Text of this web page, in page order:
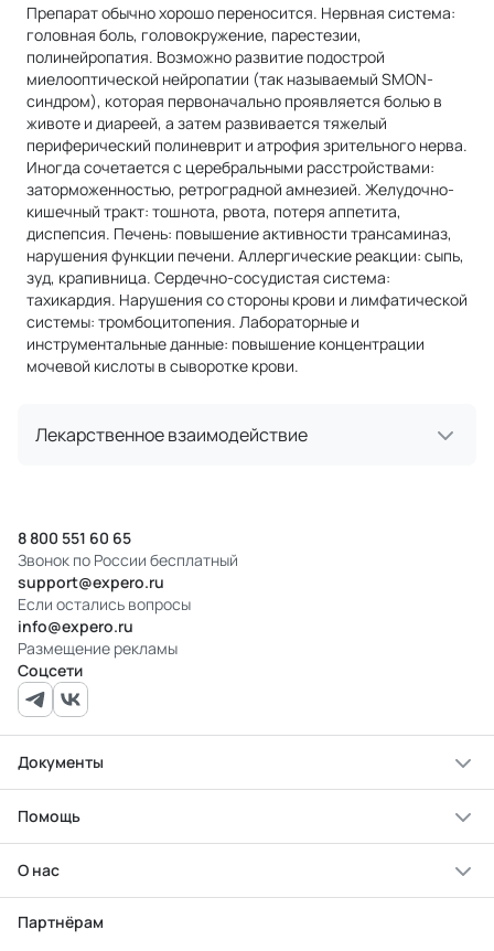
Препарат обычно хорошо переносится. Нервная система:
головная боль, головокружение, парестезии,
полинейропатия. Возможно развитие подострой
миелооптической нейропатии (так называемый SMON-
синдром), которая первоначально проявляется болью в
животе и диареей, а затем развивается тяжелый
периферический полиневрит и атрофия зрительного нерва.
Иногда сочетается с церебральными расстройствами:
заторможенностью, ретроградной амнезией. Желудочно-
кишечный тракт: тошнота, рвота, потеря аппетита,
диспепсия. Печень: повышение активности трансаминаз,
нарушения функции печени. Аллергические реакции: сыпь,
зуд, крапивница. Сердечно-сосудистая система:
тахикардия. Нарушения со стороны крови и лимфатической
системы: тромбоцитопения. Лабораторные и
инструментальные данные: повышение концентрации
мочевой кислоты в сыворотке крови.
Лекарственное взаимодействие
8 800 551 60 65
Звонок по России бесплатный
support@expero.ru
Если остались вопросы
info@expero.ru
Размещение рекламы
Соцсети
Документы
Помощь
О нас
Партнёрам